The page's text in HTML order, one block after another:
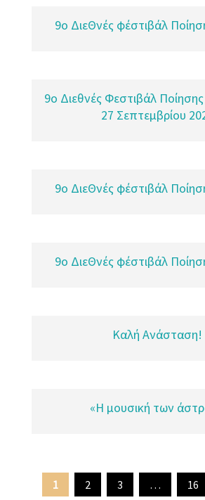
9o ΔιεΘνές φέστιβάλ
9ο Διεθνές Φεστιβάλ
27 Σεπτεμβρίου
9o ΔιεΘνές φέστιβάλ
9o ΔιεΘνές φέστιβάλ
Καλή Ανάσταση!
«Η μουσική των
1 2 3 … 16